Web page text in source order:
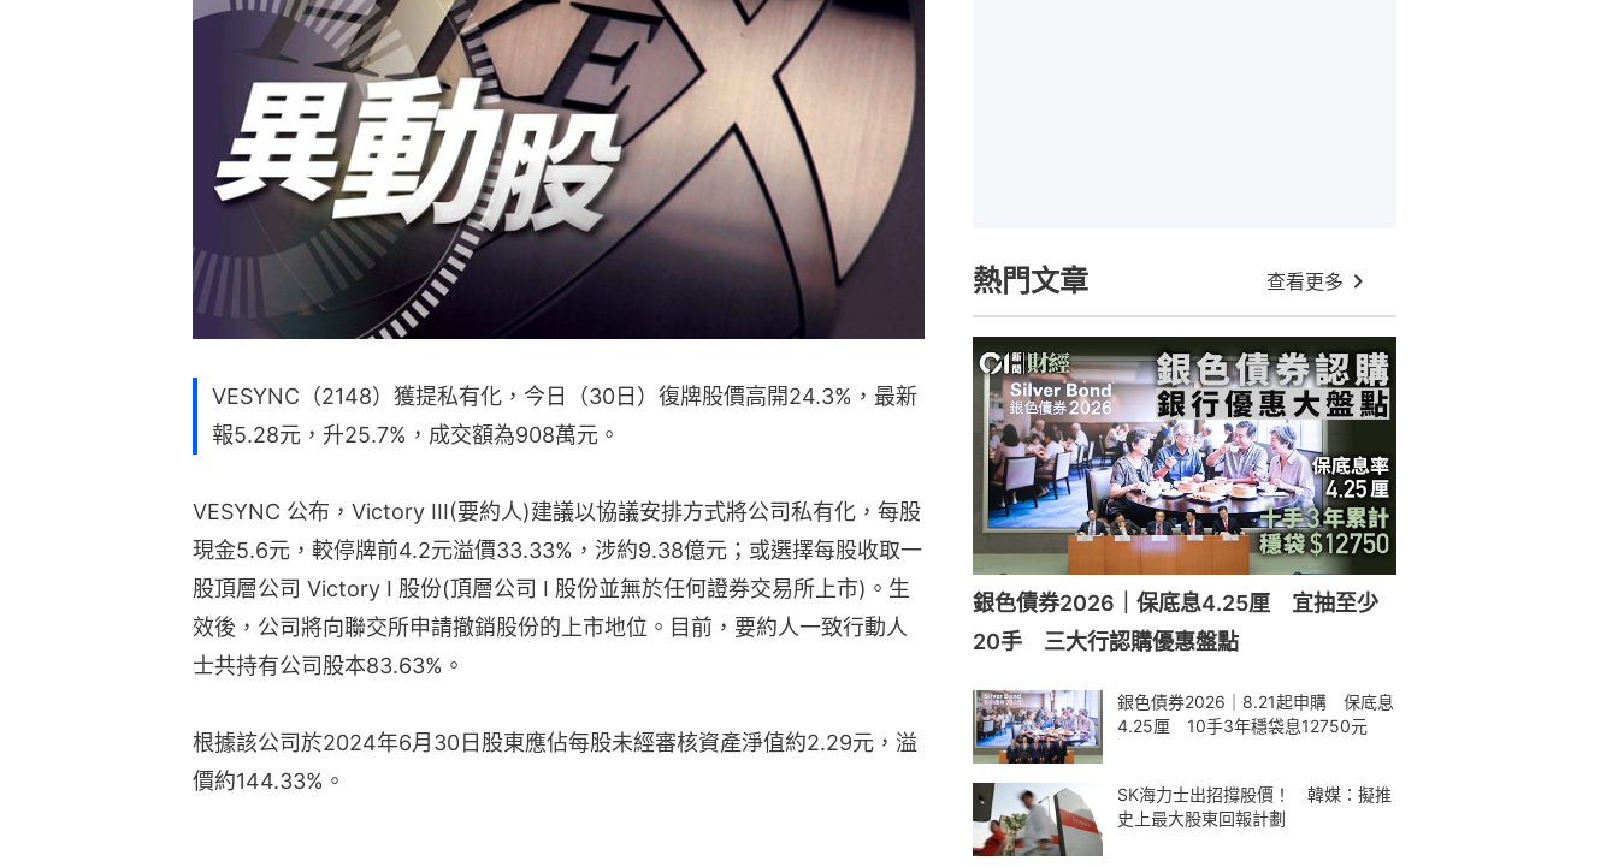
VESYNC（2148）獲提私有化，今日（30日）復牌股價高開24.3%，最新
報5.28元，升25.7%，成交額為908萬元。
VESYNC 公布，Victory III(要約人)建議以協議安排方式將公司私有化，每股
現金5.6元，較停牌前4.2元溢價33.33%，涉約9.38億元；或選擇每股收取一
股頂層公司 Victory I 股份(頂層公司 I 股份並無於任何證券交易所上市)。生
效後，公司將向聯交所申請撤銷股份的上市地位。目前，要約人一致行動人
士共持有公司股本83.63%。
根據該公司於2024年6月30日股東應佔每股未經審核資產淨值約2.29元，溢
價約144.33%。
熱門文章 查看更多
銀色債券2026｜保底息4.25厘 宜抽至少
20手 三大行認購優惠盤點
銀色債券2026｜8.21起申購 保底息
4.25厘 10手3年穩袋息12750元
SK海力士出招撐股價！ 韓媒：擬推
史上最大股東回報計劃